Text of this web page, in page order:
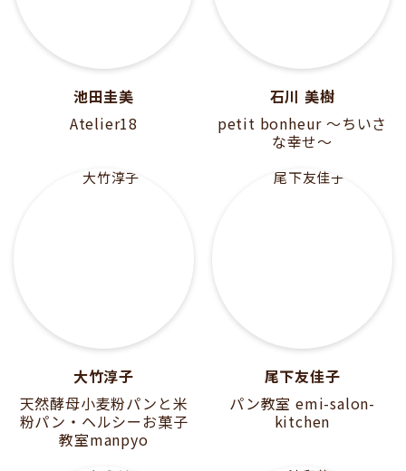
池田圭美
Atelier18
石川 美樹
petit bonheur 〜ちいさ
な幸せ〜
大竹淳子
天然酵母小麦粉パンと米
粉パン・ヘルシーお菓子
教室manpyo
尾下友佳子
パン教室 emi-salon-
kitchen